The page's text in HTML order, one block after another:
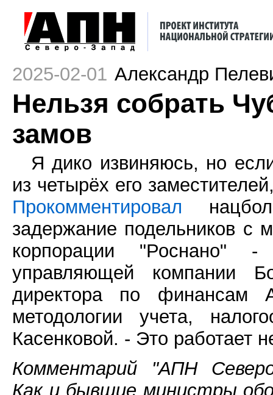
2025-02-01 Александр
Нельзя собрать
замов
Я дико извиняюсь, но
из четырёх его
Прокомментировал
задержание подельников с
корпорации "Роснано" -
управляющей компании
директора по финансам
методологии учета,
Касенковой. - Это работает
Комментарий "АПН
Как и бывшие министры